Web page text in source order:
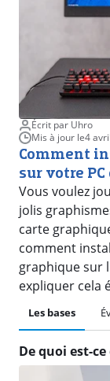
Écrit par Uhro
Mis à jour le4
Comment
sur votre
Vous voulez
jolis
carte
comment
graphique sur
expliquer cela
Les bases
De quoi est-